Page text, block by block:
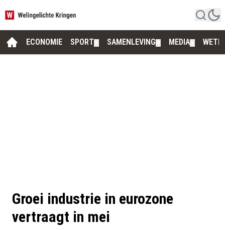
ECONOMIE SPORT SAMENLEVING MEDIA
Groei industrie in eurozone
vertraagt in mei